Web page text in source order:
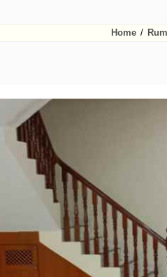
Home /